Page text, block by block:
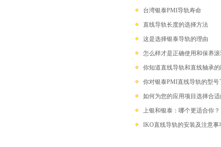
台湾银泰PMI导轨寿命
直线导轨长度的选择方法
这是选择银泰导轨的理由
怎么样才是正确使用和保养
你知道直线导轨和直线轴承
你对银泰PMI直线导轨的型号
如何为您的应用项目选择合
上银和银泰：哪个更适合你？
IKO直线导轨的安装及注意事